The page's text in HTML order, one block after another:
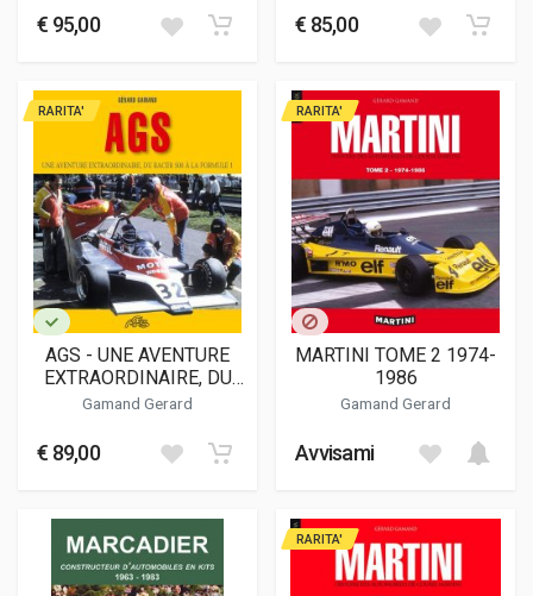
MONDE (TOME 2 / 1961 -
€ 95,00
MONDE (TOME 1 / 1950 -
€ 85,00
RARITA'
AGS - UNE AVENTURE
EXTRAORDINAIRE, DU
RACER 500 A LA
Gamand Gerard
€ 89,00
RARITA'
MARTINI TOME 2 1974-
1986
Gamand Gerard
Avvisami
RARITA'